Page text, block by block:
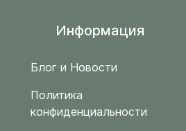
Информация
Блог и Новости
Политика
конфиденциальности